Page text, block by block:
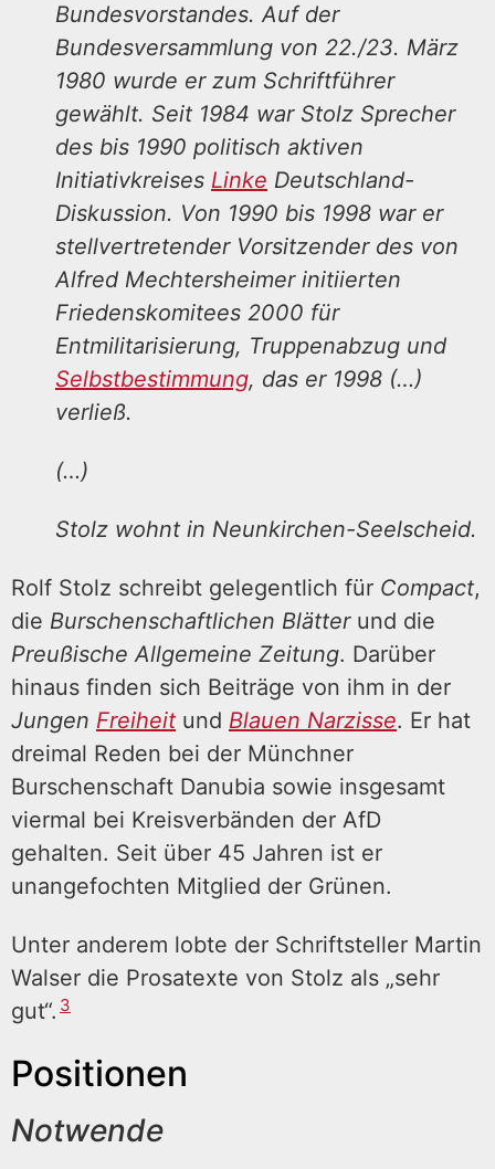
Bundesvorstandes. Auf der
Bundesversammlung von 22./23. März
1980 wurde er zum Schriftführer
gewählt. Seit 1984 war Stolz Sprecher
des bis 1990 politisch aktiven
Initiativkreises Linke Deutschland-
Diskussion. Von 1990 bis 1998 war er
stellvertretender Vorsitzender des von
Alfred Mechtersheimer initiierten
Friedenskomitees 2000 für
Entmilitarisierung, Truppenabzug und
Selbstbestimmung, das er 1998 (…)
verließ.
(…)
Stolz wohnt in Neunkirchen-Seelscheid.
Rolf Stolz schreibt gelegentlich für Compact,
die Burschenschaftlichen Blätterund die
Preußische Allgemeine Zeitung. Darüber
hinaus finden sich Beiträge von ihm in der
Jungen Freiheit und Blauen Narzisse. Er hat
dreimal Reden bei der Münchner
Burschenschaft Danubia sowie insgesamt
viermal bei Kreisverbänden der AfD
gehalten. Seit über 45 Jahren ist er
unangefochten Mitglied der Grünen.
Unter anderem lobte der Schriftsteller Martin
Walser die Prosatexte von Stolz als „sehr
gut“. 3
Positionen
Notwende